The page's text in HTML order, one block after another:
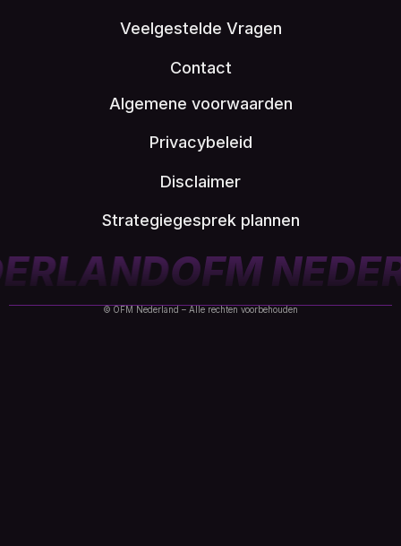
Veelgestelde Vragen
Contact
Algemene voorwaarden
Privacybeleid
Disclaimer
Strategiegesprek plannen
OFM
© OFM Nederland – Alle rechten voorbehouden